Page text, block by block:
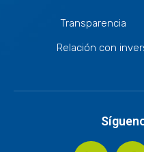
Transparencia
Relación con